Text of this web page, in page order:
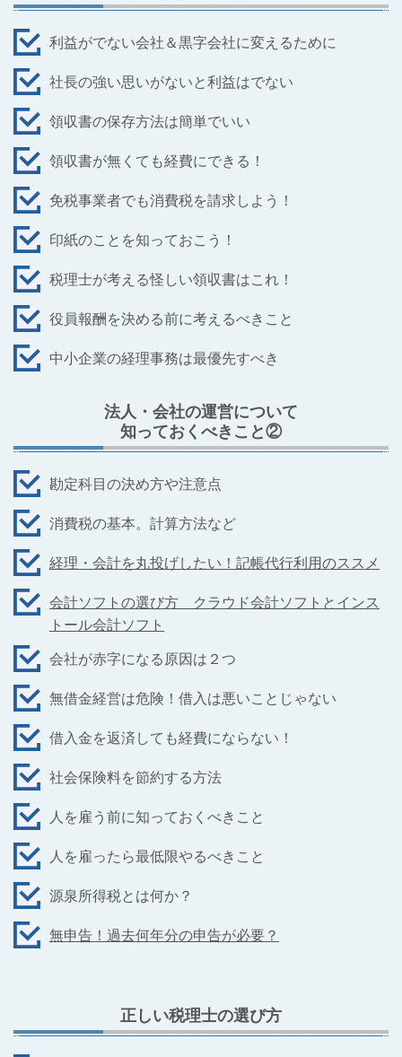
利益がでない会社＆黒字会社に変えるために
社長の強い思いがないと利益はでない
領収書の保存方法は簡単でいい
領収書が無くても経費にできる！
免税事業者でも消費税を請求しよう！
印紙のことを知っておこう！
税理士が考える怪しい領収書はこれ！
役員報酬を決める前に考えるべきこと
中小企業の経理事務は最優先すべき
法人・会社の運営について
知っておくべきこと②
勘定科目の決め方や注意点
消費税の基本。計算方法など
経理・会計を丸投げしたい！記帳代行利用のススメ
会計ソフトの選び方 クラウド会計ソフトとインス
トール会計ソフト
会社が赤字になる原因は２つ
無借金経営は危険！借入は悪いことじゃない
借入金を返済しても経費にならない！
社会保険料を節約する方法
人を雇う前に知っておくべきこと
人を雇ったら最低限やるべきこと
源泉所得税とは何か？
無申告！過去何年分の申告が必要？
正しい税理士の選び方